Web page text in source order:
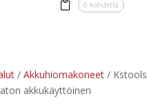
0 kohdetta
/ Akkuhiomakoneet/ Kstools
akkukäyttöinen